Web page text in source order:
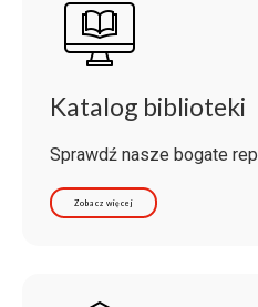
Katalog biblioteki
Sprawdź nasze bogate
Zobacz więcej